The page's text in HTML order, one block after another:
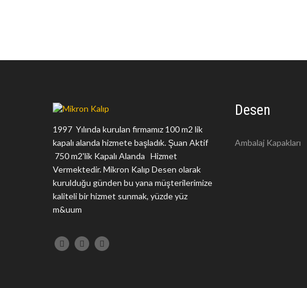
1997 Yılında kurulan firmamız 100 m2 lik
kapalı alanda hizmete başladık. Şuan Aktif
750 m2'lik Kapalı Alanda Hizmet
Vermektedir. Mikron Kalıp Desen olarak
kurulduğu günden bu yana müşterilerimize
kaliteli bir hizmet sunmak, yüzde yüz
m&uum
Desen
Ambalaj Kapakları